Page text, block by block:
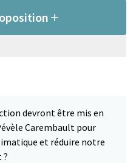
devront être mis en
Carembault pour
et réduire notre
?